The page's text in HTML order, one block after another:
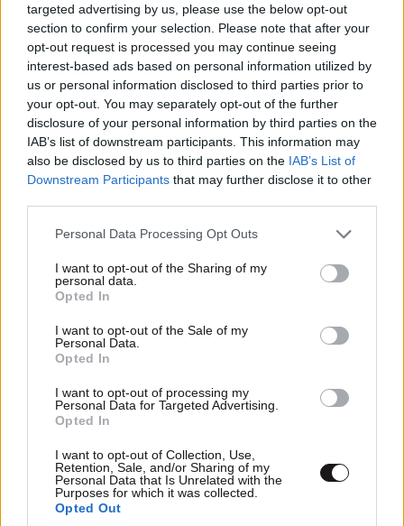
targeted advertising by us, please use the below opt-out
section to confirm your selection. Please note that after your
opt-out request is processed you may continue seeing
interest-based ads based on personal information utilized by
us or personal information disclosed to third parties prior to
your opt-out. You may separately opt-out of the further
disclosure of your personal information by third parties on the
IAB’s list of downstream participants. This information may
also be disclosed by us to third parties on the IAB’s List of
Downstream Participants that may further disclose it to other
Please note that this website/app uses one or more Google
not limited to your visit or usage behaviour. You may click to
grant or deny consent to Google and its third-party tags to
use your data for below specified purposes in below Google
consent section.
Personal Data Processing Opt Outs
I want to opt-out of the Sharing of my
personal data.
Opted In
I want to opt-out of the Sale of my
Personal Data.
Opted In
I want to opt-out of processing my
Personal Data for Targeted Advertising.
Opted In
I want to opt-out of Collection, Use,
Retention, Sale, and/or Sharing of my
Personal Data that Is Unrelated with the
Purposes for which it was collected.
Opted Out
ΔΙΑΤΡΟΦΗ 08·08·2026 08:30
Ογκολόγοι προειδοποιούν: Αυτές οι τροφές,
περνούν απαρατήρητες, αλλά καλό είναι να τις
βγάλετε από την καθημερινότητά σας
ΚΟΣΜΟΣ08·08·2026 04:58
Στα ίχνη της «Αράχνης» του Άσαντ: Ο